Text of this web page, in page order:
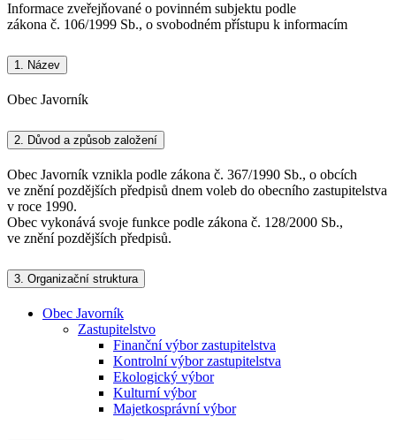
Informace zveřejňované o povinném subjektu podle
zákona č. 106/1999 Sb., o svobodném přístupu k informacím
1. Název
Obec Javorník
2. Důvod a způsob založení
Obec Javorník vznikla podle zákona č. 367/1990 Sb., o obcích
ve znění pozdějších předpisů dnem voleb do obecního zastupitelstva
v roce 1990.
Obec vykonává svoje funkce podle zákona č. 128/2000 Sb.,
ve znění pozdějších předpisů.
3. Organizační struktura
Obec Javorník
Zastupitelstvo
Finanční výbor zastupitelstva
Kontrolní výbor zastupitelstva
Ekologický výbor
Kulturní výbor
Majetkosprávní výbor